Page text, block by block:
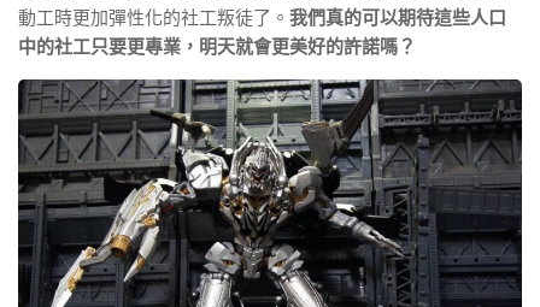
動工時更加彈性化的社工叛徒了。 我們真的可以期待這些人口
中的社工只要更專業，明天就會更美好的許諾嗎？